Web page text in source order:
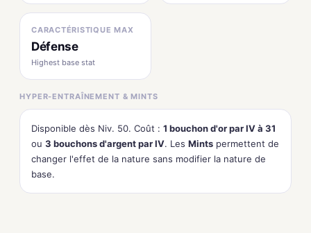
CARACTÉRISTIQUE MAX
Défense
Highest base stat
HYPER-ENTRAÎNEMENT & MINTS
Disponible dès Niv. 50. Coût : 1 bouchon d'or par IV à 31
ou 3 bouchons d'argent par IV. Les Mints permettent de
changer l'effet de la nature sans modifier la nature de
base.